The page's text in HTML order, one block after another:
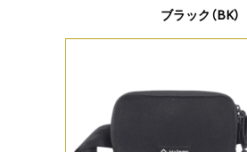
ブラック（BK）